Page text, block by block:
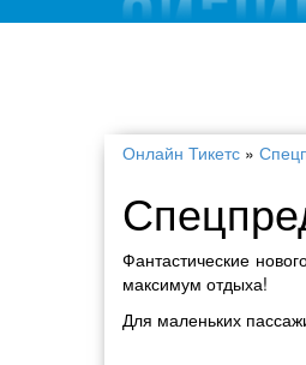
Онлайн Тикетс »
Фантастические
максимум отдыха!
Для маленьких